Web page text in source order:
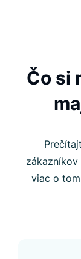
Čo si
viac o